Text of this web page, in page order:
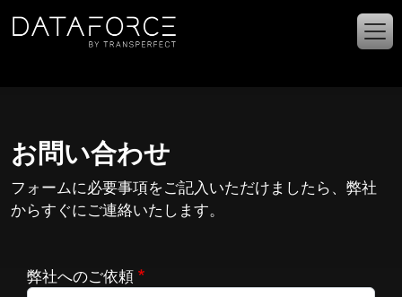
お問い合わせ
フォームに必要事項をご記入いただけましたら、弊社
からすぐにご連絡いたします。
弊社へのご依頼